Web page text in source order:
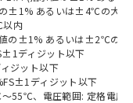
±1% あるいは±4℃の大き
内
値の±1% あるいは±2℃の大
ディジット以下
ジット以下
ディジット以下
55℃、電圧範囲: 定格電圧
がない限
ておりま